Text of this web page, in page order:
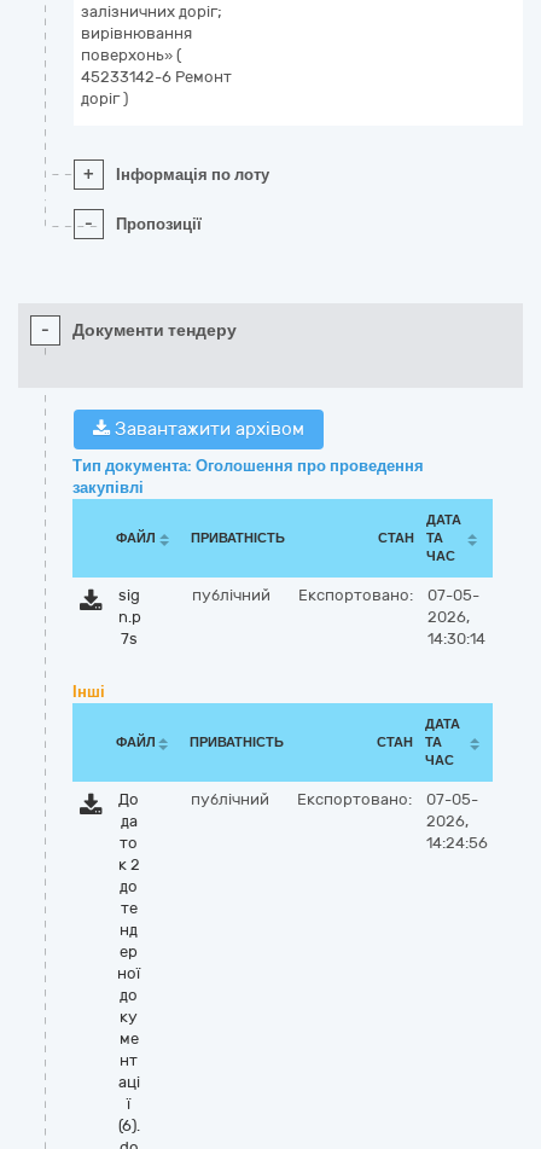
залізничних доріг;
вирівнювання
поверхонь» (
45233142-6 Ремонт
доріг )
+ Інформація по лоту
- Пропозиції
- Документи тендеру
Завантажити архівом
Тип документа: Оголошення про проведення
закупівлі
ФАЙЛ ПРИВАТНІСТЬ СТАН
ДАТА
ТА
ЧАС
sig
n.p
7s
публічний Експортовано:
07-05-
2026,
14:30:14
Інші
ФАЙЛ ПРИВАТНІСТЬ СТАН
ДАТА
ТА
ЧАС
До
да
то
к 2
до
те
нд
ер
ної
до
ку
ме
нт
аці
ї
(6).
публічний Експортовано:
07-05-
2026,
14:24:56